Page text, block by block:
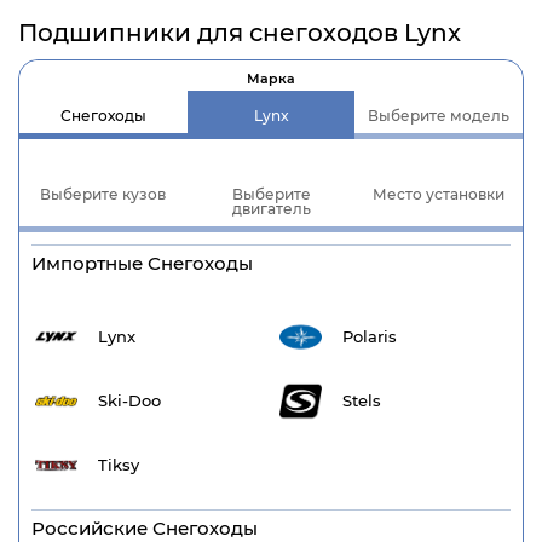
Подшипники для снегоходов Lynx
Снегоходы
Марка
Lynx Выберите модель
Выберите кузов
Выберите
двигатель
Место установки
Импортные Снегоходы
Lynx Polaris
Ski-Doo Stels
Tiksy
Российские Снегоходы